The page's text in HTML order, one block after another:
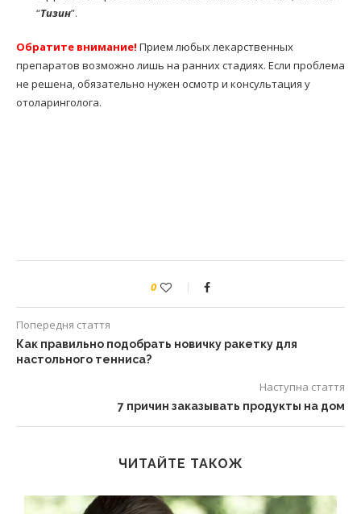
“Тизин”.
Обратите внимание! Прием любых лекарственных
препаратов возможно лишь на ранних стадиях. Если проблема
не решена, обязательно нужен осмотр и консультация у
отоларинголога.
0
Попередня стаття
Как правильно подобрать новичку ракетку для
настольного тенниса?
Наступна стаття
7 причин заказывать продукты на дом
ЧИТАЙТЕ ТАКОЖ